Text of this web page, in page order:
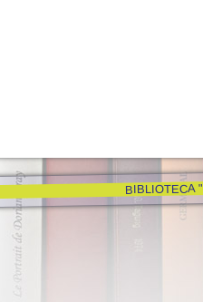
BIBLIOTECA